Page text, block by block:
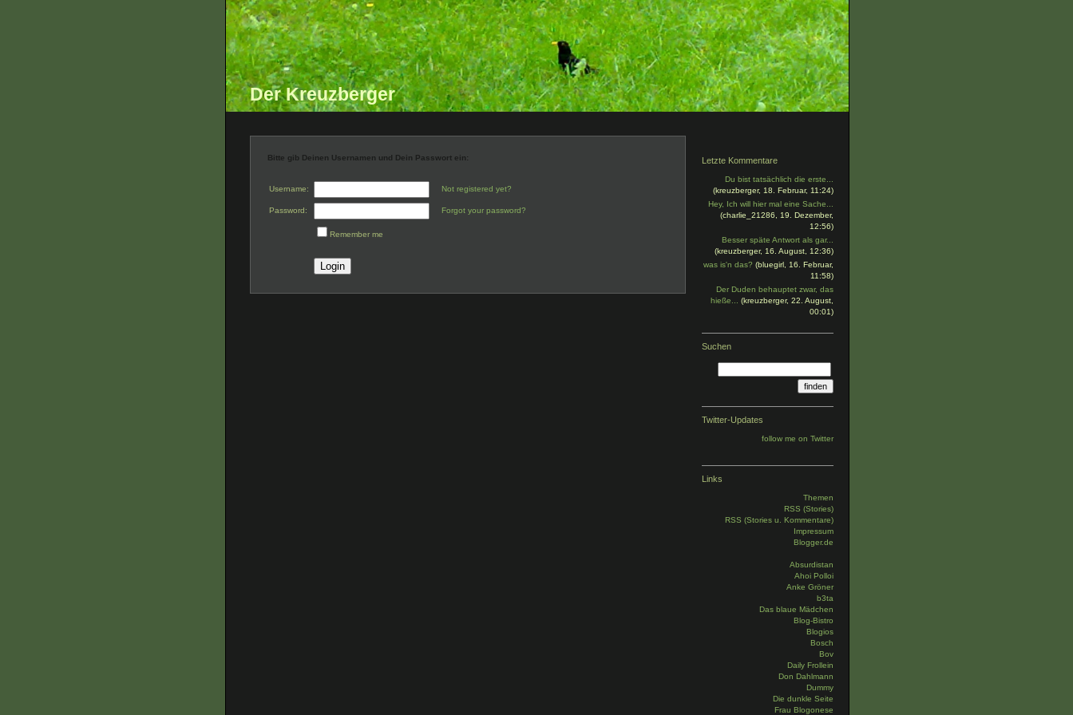
Der Kreuzberger
Bitte gib Deinen Usernamen und Dein Passwort ein:
Username: Not registered yet?
Password: Forgot your password?
Remember me
Letzte Kommentare
Du bist tatsächlich die erste...
(kreuzberger, 18. Februar, 11:24)
Hey, Ich will hier mal eine Sache...
(charlie_21286, 19. Dezember,
12:56)
Besser späte Antwort als gar...
(kreuzberger, 16. August, 12:36)
was is'n das? (bluegirl, 16. Februar,
11:58)
Der Duden behauptet zwar, das
hieße...
(kreuzberger, 22. August,
00:01)
Suchen
Twitter-Updates
follow me on Twitter
Links
Themen
RSS (Stories)
RSS (Stories u. Kommentare)
Impressum
Blogger.de
Absurdistan
Ahoi Polloi
Anke Gröner
b3ta
Das blaue Mädchen
Blog-Bistro
Blogios
Bosch
Bov
Daily Frollein
Don Dahlmann
Dummy
Die dunkle Seite
Frau Blogonese